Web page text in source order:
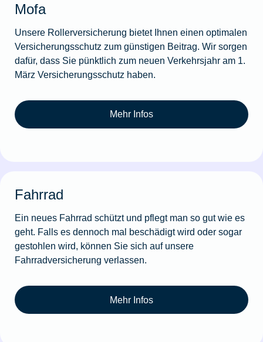
Mofa
Unsere Rollerversicherung bietet Ihnen einen optimalen
Versicherungsschutz zum günstigen Beitrag. Wir sorgen
dafür, dass Sie pünktlich zum neuen Verkehrsjahr am 1.
März Versicherungsschutz haben.
Mehr Infos
Fahrrad
Ein neues Fahrrad schützt und pflegt man so gut wie es
geht. Falls es dennoch mal beschädigt wird oder sogar
gestohlen wird, können Sie sich auf unsere
Fahrradversicherung verlassen.
Mehr Infos